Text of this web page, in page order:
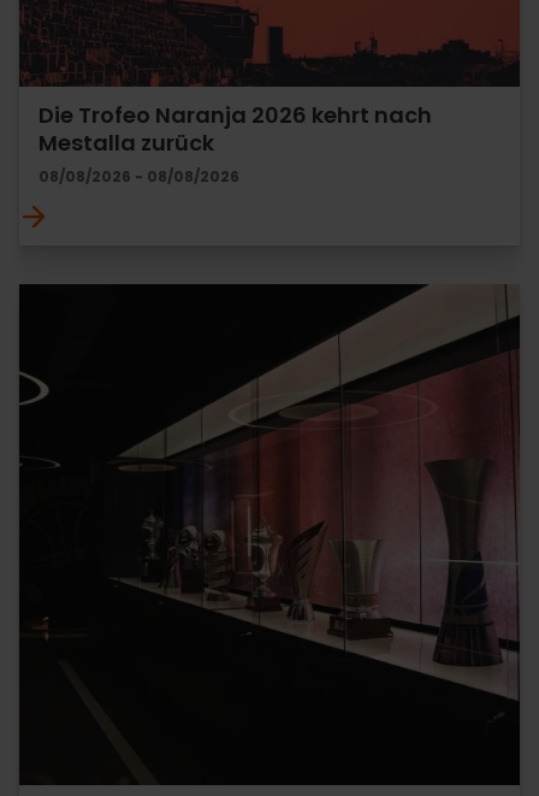
Die Trofeo Naranja 2026 kehrt nach
Mestalla zurück
08/08/2026 - 08/08/2026